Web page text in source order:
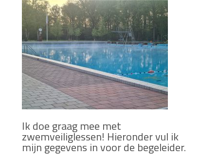
Ik doe graag mee met
zwemveiliglessen! Hieronder vul ik
mijn gegevens in voor de begeleider.